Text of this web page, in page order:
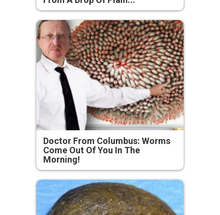
Doctor From Columbus: Worms
Come Out Of You In The
Morning!